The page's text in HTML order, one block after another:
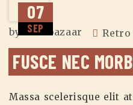
07
SEP
by zuzubazaar
FUSCE NEC
Massa scelerisque elit